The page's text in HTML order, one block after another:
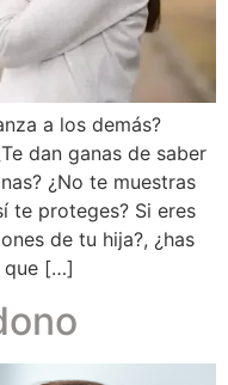
a los demás?
dan ganas de saber
¿No te muestras
te proteges? Si eres
de tu hija?, ¿has
que […]